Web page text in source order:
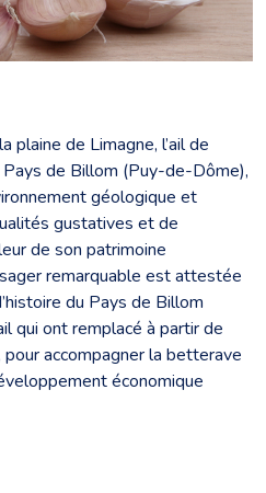
plaine de Limagne, l’ail de
de Billom (Puy-de-Dôme),
géologique et
gustatives et de
de son patrimoine
remarquable est attestée
du Pays de Billom
qui ont remplacé à partir de
accompagner la betterave
économique